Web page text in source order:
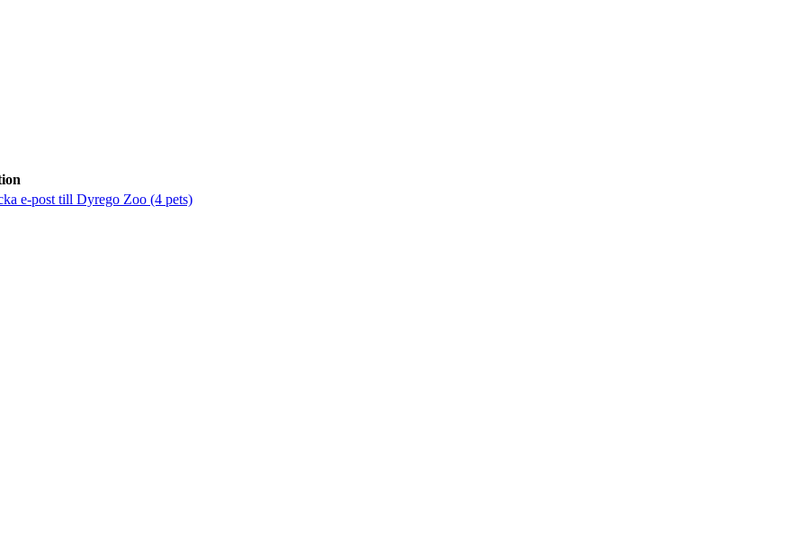
e-post till Dyrego Zoo (4 pets)